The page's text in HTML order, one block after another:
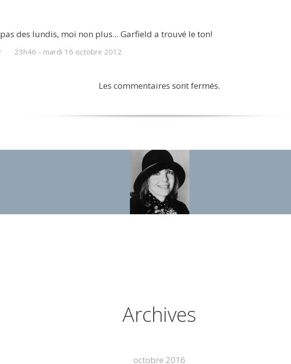
des lundis, moi non plus... Garfield a trouvé le ton!
23h46 - mardi 16 octobre 2012
Les commentaires sont fermés.
Archives
octobre 2016